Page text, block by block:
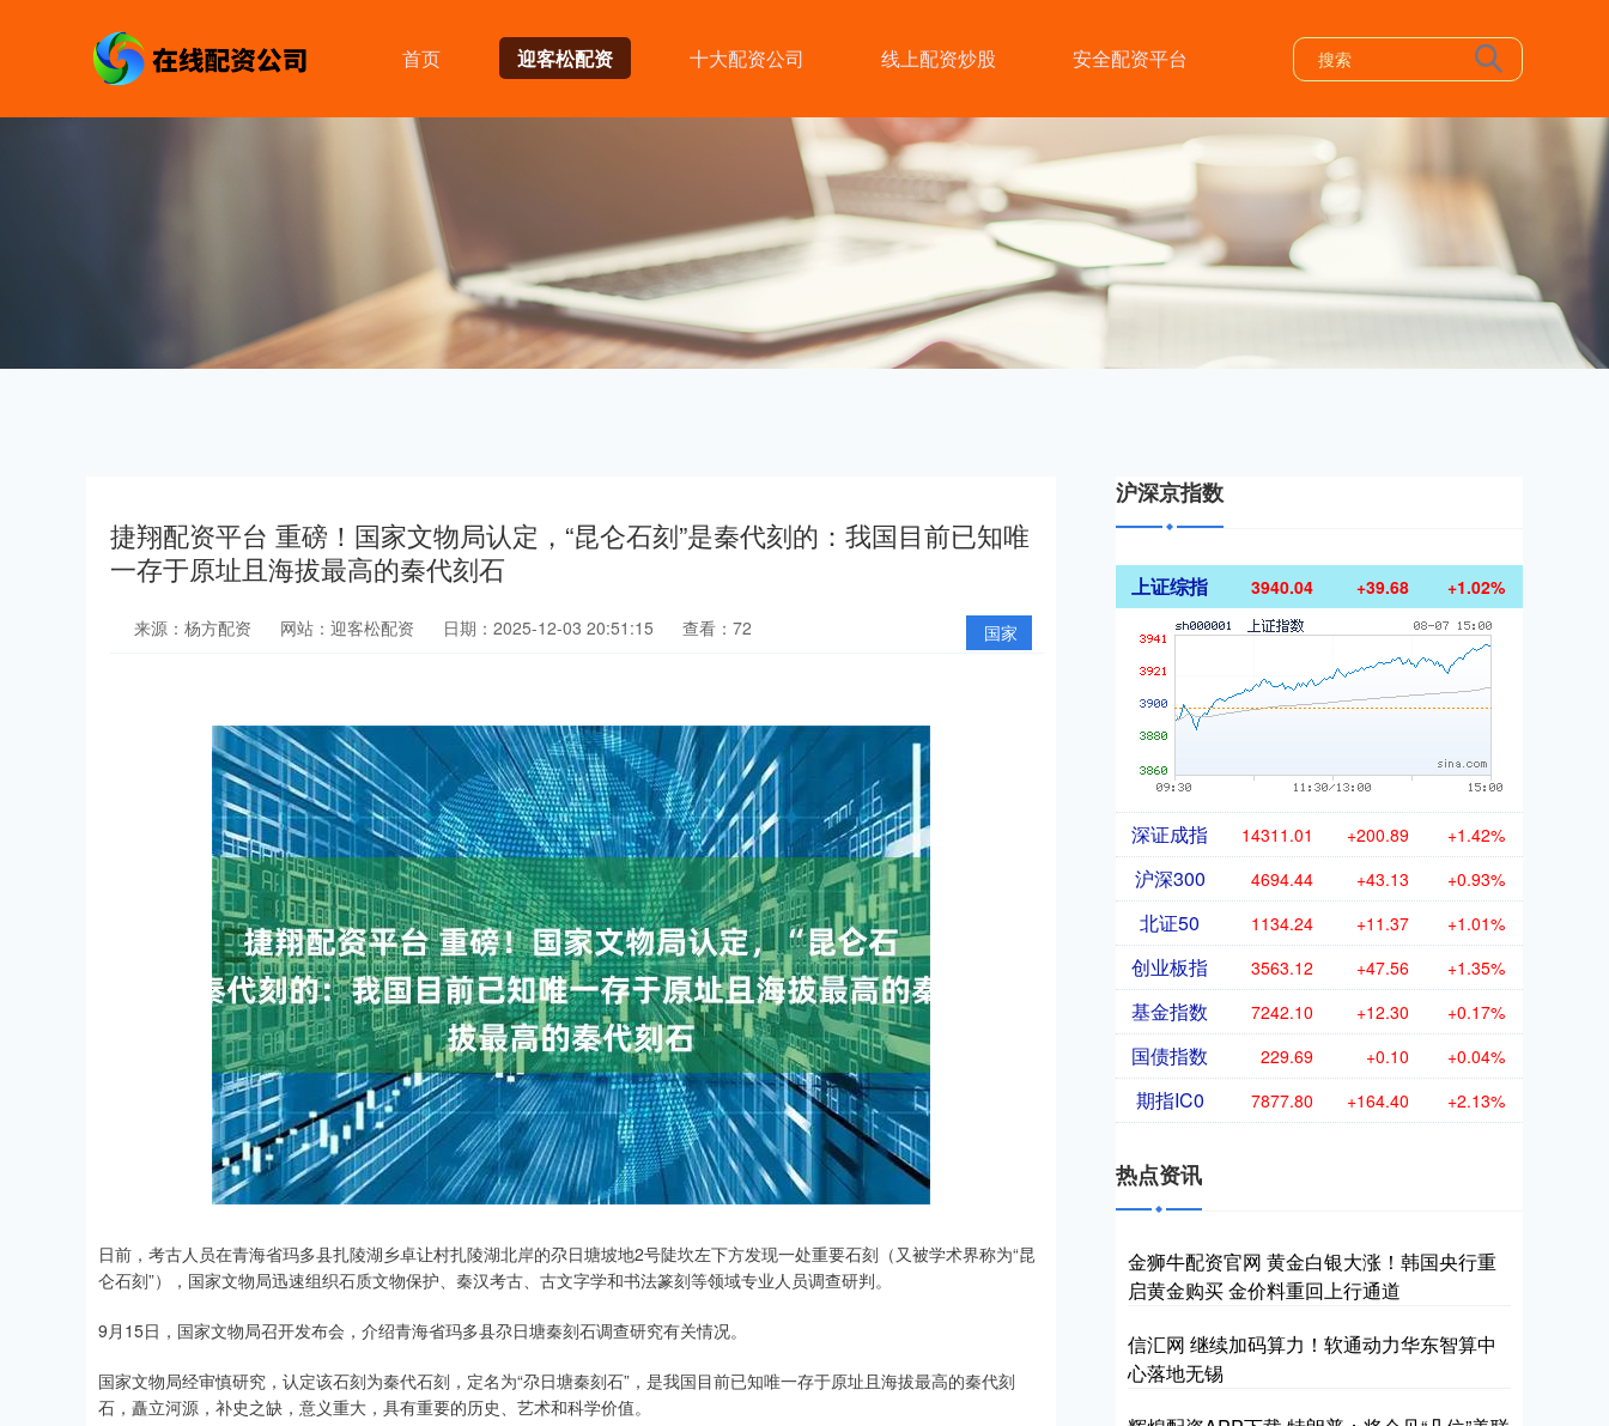
首页 迎客松配资 十大配资公司 线上配资炒股 安全配资平台
捷翔配资平台 重磅！国家文物局认定，“昆仑石刻”是秦代刻的：我国目前已知唯
一存于原址且海拔最高的秦代刻石
国家
来源：杨方配资 网站：迎客松配资 日期：2025-12-03 20:51:15 查看：72
日前，考古人员在青海省玛多县扎陵湖乡卓让村扎陵湖北岸的尕日塘坡地2号陡坎左下方发现一处重要石刻（又被学术界称为“昆
仑石刻”），国家文物局迅速组织石质文物保护、秦汉考古、古文字学和书法篆刻等领域专业人员调查研判。
9月15日，国家文物局召开发布会，介绍青海省玛多县尕日塘秦刻石调查研究有关情况。
国家文物局经审慎研究，认定该石刻为秦代石刻，定名为“尕日塘秦刻石”，是我国目前已知唯一存于原址且海拔最高的秦代刻
石，矗立河源，补史之缺，意义重大，具有重要的历史、艺术和科学价值。
沪深京指数
上证综指 3940.04 +39.68 +1.02%
深证成指 14311.01 +200.89 +1.42%
沪深300 4694.44 +43.13 +0.93%
北证50 1134.24 +11.37 +1.01%
创业板指 3563.12 +47.56 +1.35%
基金指数 7242.10 +12.30 +0.17%
国债指数 229.69 +0.10 +0.04%
期指IC0 7877.80 +164.40 +2.13%
热点资讯
金狮牛配资官网 黄金白银大涨！韩国央行重
启黄金购买 金价料重回上行通道
信汇网 继续加码算力！软通动力华东智算中
心落地无锡